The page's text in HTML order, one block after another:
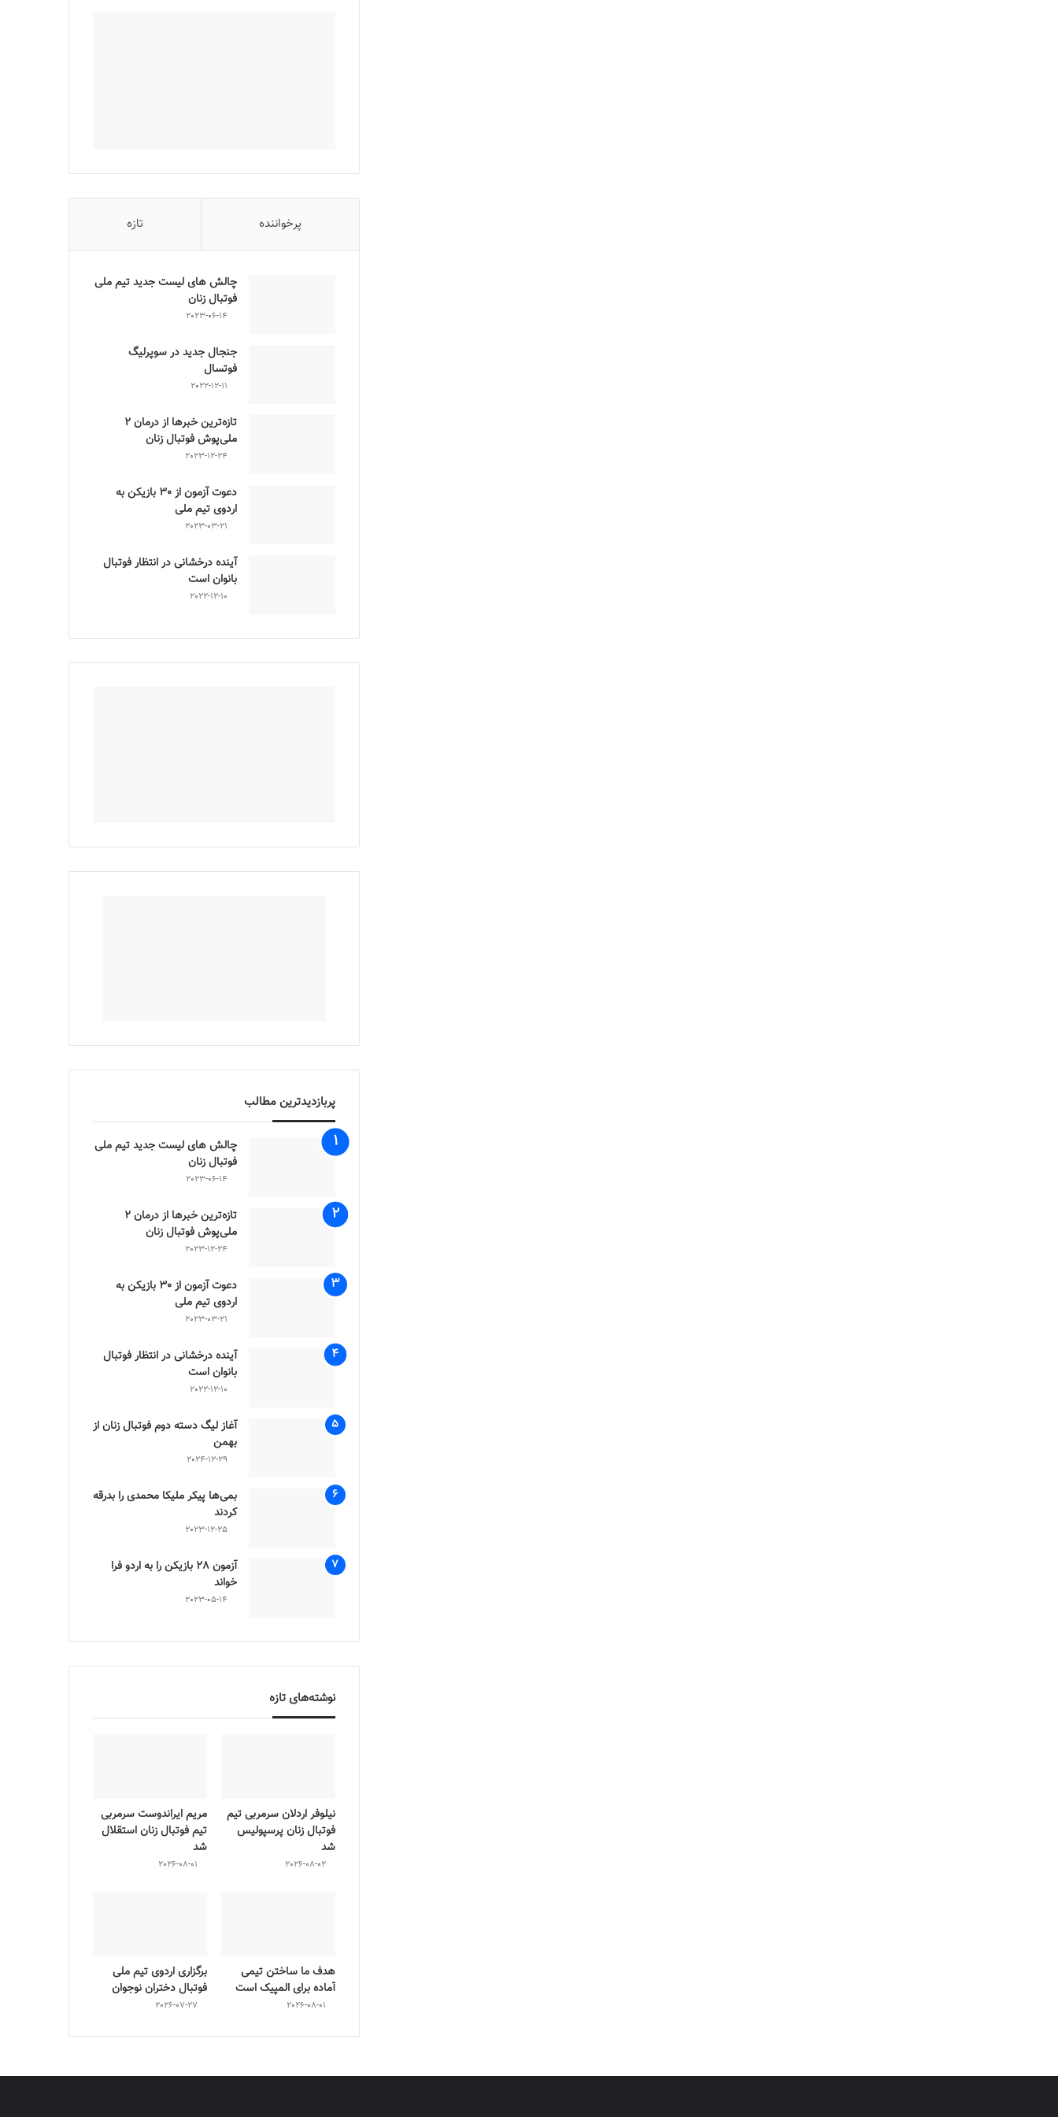
پرخواننده تازه
چالش هاى ليست جدید تيم ملى
فوتبال زنان
2023-06-14
جنجال جدید در سوپرلیگ
فوتسال
2022-12-11
تازه‌ترین خبرها از درمان ۲
ملی‌پوش فوتبال زنان
2023-12-24
دعوت آزمون از 30 بازیکن به
اردوی تیم ملی
2023-03-21
آینده درخشانی در انتظار فوتبال
بانوان است
2022-12-10
پربازدیدترین مطالب
چالش هاى ليست جدید تيم ملى
فوتبال زنان
2023-06-14
تازه‌ترین خبرها از درمان ۲
ملی‌پوش فوتبال زنان
2023-12-24
دعوت آزمون از 30 بازیکن به
اردوی تیم ملی
2023-03-21
آینده درخشانی در انتظار فوتبال
بانوان است
2022-12-10
آغاز لیگ دسته دوم فوتبال زنان از
بهمن
2024-12-29
بمی‌ها پیکر ملیکا محمدی را بدرقه
کردند
2023-12-25
آزمون 28 بازیکن را به اردو فرا
خواند
2023-05-14
نوشته‌های تازه
نیلوفر اردلان سرمربی تیم
فوتبال زنان پرسپولیس
شد
2026-08-02
مریم ایراندوست سرمربی
تیم فوتبال زنان استقلال
شد
2026-08-01
هدف ما ساختن تیمی
آماده برای المپیک است
2026-08-01
برگزاری اردوی تیم ملی
فوتبال دختران نوجوان
2026-07-27